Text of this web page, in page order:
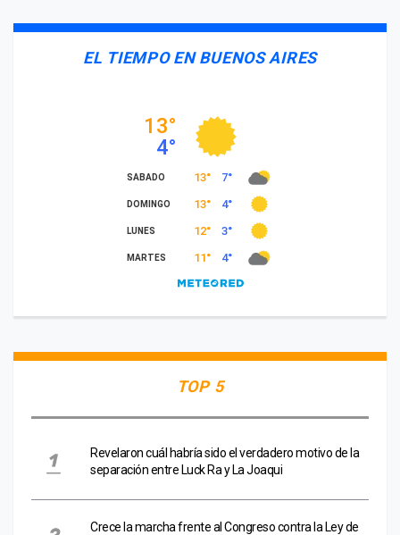
EL TIEMPO EN BUENOS AIRES
TOP 5
Revelaron cuál habría sido el verdadero motivo de la
separación entre Luck Ra y La Joaqui
Crece la marcha frente al Congreso contra la Ley de